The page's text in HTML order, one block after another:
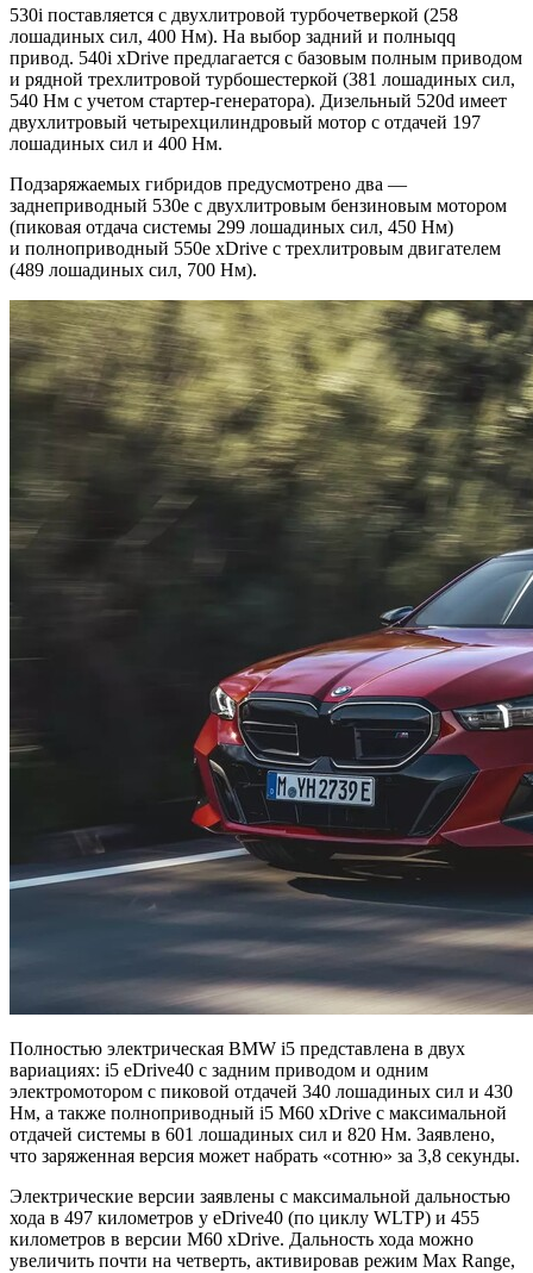
530i поставляется с двухлитровой турбочетверкой (258
лошадиных сил, 400 Нм). На выбор задний и полныqq
привод. 540i xDrive предлагается с базовым полным приводом
и рядной трехлитровой турбошестеркой (381 лошадиных сил,
540 Нм с учетом стартер-генератора). Дизельный 520d имеет
двухлитровый четырехцилиндровый мотор с отдачей 197
лошадиных сил и 400 Нм.
Подзаряжаемых гибридов предусмотрено два —
заднеприводный 530e с двухлитровым бензиновым мотором
(пиковая отдача системы 299 лошадиных сил, 450 Нм)
и полноприводный 550e xDrive с трехлитровым двигателем
(489 лошадиных сил, 700 Нм).
Полностью электрическая BMW i5 представлена в двух
вариациях: i5 eDrive40 с задним приводом и одним
электромотором с пиковой отдачей 340 лошадиных сил и 430
Нм, а также полноприводный i5 M60 xDrive с максимальной
отдачей системы в 601 лошадиных сил и 820 Нм. Заявлено,
что заряженная версия может набрать «сотню» за 3,8 секунды.
Электрические версии заявлены с максимальной дальностью
хода в 497 километров у eDrive40 (по циклу WLTP) и 455
километров в версии M60 xDrive. Дальность хода можно
увеличить почти на четверть, активировав режим Max Range,